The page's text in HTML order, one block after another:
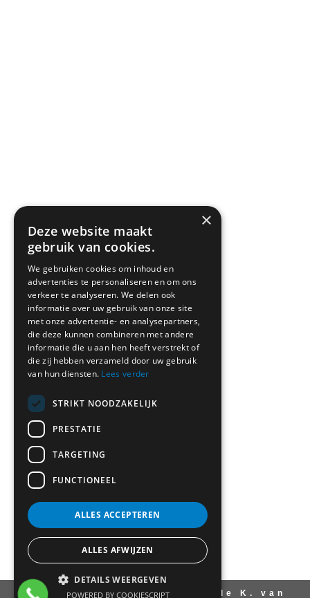
Copyright 2026 ©Autoschade K. van
×
Deze website maakt
gebruik van cookies.
We gebruiken cookies om inhoud en
advertenties te personaliseren en om ons
verkeer te analyseren. We delen ook
informatie over uw gebruik van onze site
met onze advertentie- en analysepartners,
die deze kunnen combineren met andere
informatie die u aan hen heeft verstrekt of
die zij hebben verzameld door uw gebruik
van hun diensten. Lees verder
STRIKT NOODZAKELIJK
PRESTATIE
TARGETING
FUNCTIONEEL
ALLES ACCEPTEREN
ALLES AFWIJZEN
DETAILS WEERGEVEN
POWERED BY COOKIESCRIPT